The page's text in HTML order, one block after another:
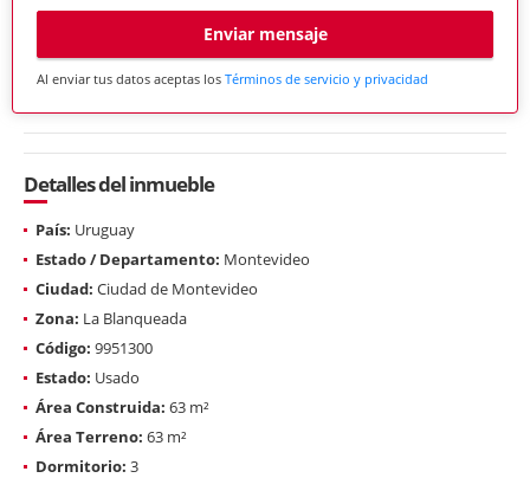
Enviar mensaje
Al enviar tus datos aceptas los Términos de servicio y privacidad
Detalles del inmueble
País: Uruguay
Estado / Departamento: Montevideo
Ciudad: Ciudad de Montevideo
Zona: La Blanqueada
Código: 9951300
Estado: Usado
Área Construida: 63 m²
Área Terreno: 63 m²
Dormitorio: 3